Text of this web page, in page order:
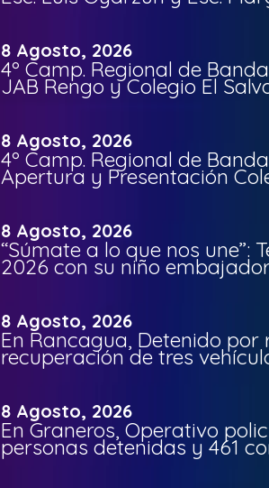
8 Agosto, 2026
4º Camp. Regional de
JAB Rengo y Colegio El
8 Agosto, 2026
4º Camp. Regional de
Apertura y Presentación
8 Agosto, 2026
“Súmate a lo que nos une”:
2026 con su niño
8 Agosto, 2026
En Rancagua, Detenido por
recuperación de tres
8 Agosto, 2026
En Graneros, Operativo
personas detenidas y 461